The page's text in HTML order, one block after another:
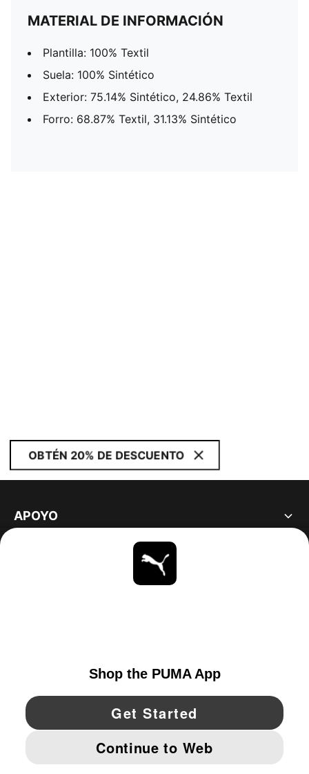
MATERIAL DE INFORMACIÓN
Plantilla: 100% Textil
Suela: 100% Sintético
Exterior: 75.14% Sintético, 24.86% Textil
Forro: 68.87% Textil, 31.13% Sintético
OBTÉN 20% DE DESCUENTO
APOYO
YouTube Twitter Pinterest
IMPRINT AND LEGAL DATA